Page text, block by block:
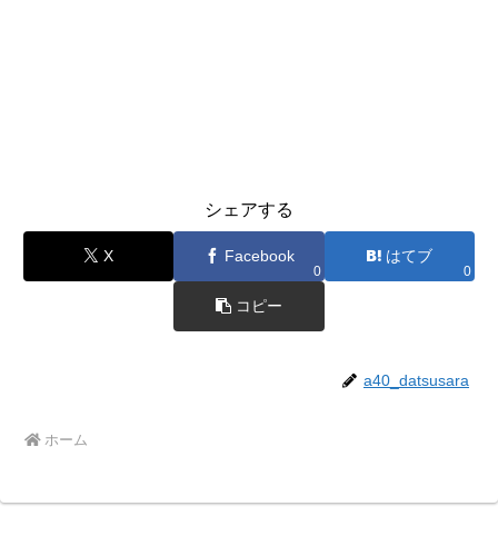
シェアする
X Facebook
0
はてブ
0
コピー
a40_datsusara
ホーム